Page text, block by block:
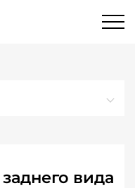
вида